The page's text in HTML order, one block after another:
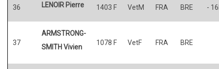
36 LENOIR Pierre 1403 F VetM FRA BRE -
37
ARMSTRONG-
SMITH Vivien
1078 F VetF FRA BRE